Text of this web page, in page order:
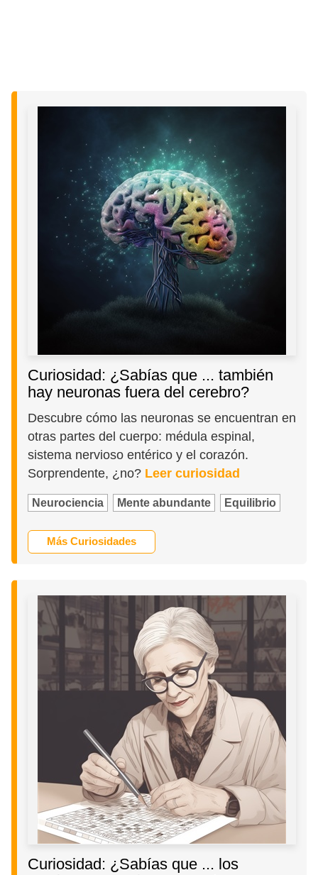
Curiosidad: ¿Sabías que ... también
hay neuronas fuera del cerebro?
Descubre cómo las neuronas se encuentran en
otras partes del cuerpo: médula espinal,
sistema nervioso entérico y el corazón.
Sorprendente, ¿no? Leer curiosidad
Neurociencia Mente abundante Equilibrio
Más Curiosidades
Curiosidad: ¿Sabías que ... los